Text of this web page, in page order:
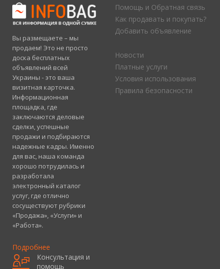
Вы размещаете – мы
продаем! Это не просто
доска бесплатных
объявлений всей
Украины - это ваша
визитная карточка.
Информационная
площадка, где
заключаются деловые
сделки, успешные
продажи и подбираются
надежные кадры. Именно
для вас, наша команда
хорошо потрудилась и
разработала
электронный каталог
услуг, где отлично
сосуществуют рубрики
«Продажа», «Услуги» и
«Работа».
Подробнее
Помощь и Обратная связь
Как продавать и покупать?
Добавить объявление
Новости
Платные услуги
Условия использования
Правила безопасности
Консультация и
помощь